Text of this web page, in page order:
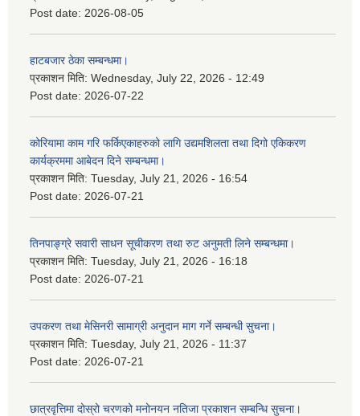
Post date: 2026-08-05
हाटबजार ठेका सम्बन्धमा।
प्रकाशन मिति: Wednesday, July 22, 2026 - 12:49
Post date: 2026-07-22
कोरियामा काम गरि फर्किएकाहरुको लागि उद्यमशिलता तथा दिगो एकिकरण
कार्यक्रममा आबेदन दिने सम्बन्धमा।
प्रकाशन मिति: Tuesday, July 21, 2026 - 16:54
Post date: 2026-07-21
तिनपाङ्ग्रे सवारी साधन सूचीकरण तथा रुट अनुमती लिने सम्बन्धमा।
प्रकाशन मिति: Tuesday, July 21, 2026 - 16:18
Post date: 2026-07-21
उपकरण तथा मेसिनरी सामाग्री अनुदान माग गर्ने सम्बन्धी सुचना।
प्रकाशन मिति: Tuesday, July 21, 2026 - 11:37
Post date: 2026-07-21
छात्रवृत्तिमा दोस्रो चरणको मनोनयन नतिजा प्रकाशन सम्बन्धि सुचना।